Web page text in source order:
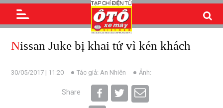
Nissan Juke bị khai tử vì kén khách
30/05/2017 | 11:20 Tác giả: An Nhiên Ảnh:
Share